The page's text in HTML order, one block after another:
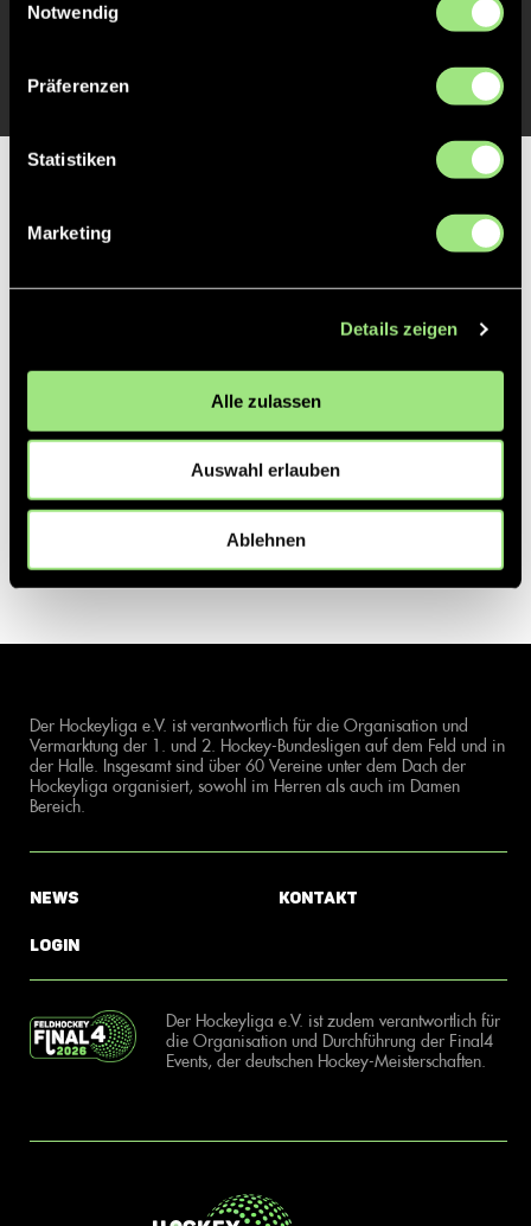
Notwendig
Präferenzen
Statistiken
Marketing
Details zeigen
Alle zulassen
Auswahl erlauben
Ablehnen
Der Hockeyliga e.V. ist verantwortlich für die Organisation und
Vermarktung der 1. und 2. Hockey-Bundesligen auf dem Feld und in
der Halle. Insgesamt sind über 60 Vereine unter dem Dach der
Hockeyliga organisiert, sowohl im Herren als auch im Damen
Bereich.
News
Login
Kontakt
Der Hockeyliga e.V. ist zudem verantwortlich für
die Organisation und Durchführung der Final4
Events, der deutschen Hockey-Meisterschaften.